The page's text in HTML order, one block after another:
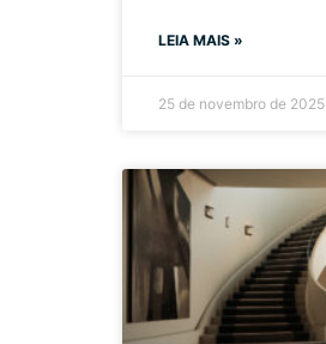
LEIA MAIS »
25 de novembro de 2025